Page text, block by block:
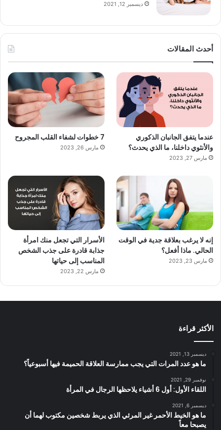
ديسمبر 12, 2021
أحدث المقالات
عندما يتفق الجانبان الذكوري
والأنثوي داخلنا، ما الذي يحدث؟
مارس 27, 2023
7 خطوات لشفاء القلب المجروح
مارس 26, 2023
إنه لا يرغب بعلاقة جدية في الوقت
الحالي. ماذا أفعل؟
مارس 23, 2023
الأسرار التي تجعل منك امرأة
جذابة قادرة على جذب الشخص
المناسب إلى حياتها
مارس 22, 2023
الأكثر قراءة
ديسمبر 13, 2021
ما هو عدد المرات التي يجب ممارسة العلاقة الحميمة فيها أسبوعياً؟
نوفمبر 29, 2021
اللقاء الأول: أول 6 أشياء يلاحظها الرجال في المرأة
ديسمبر 6, 2021
ما هو الخيط الأحمر غير المرئي الذي يربط شخصين مكتوب لهما أن
يصبحا معاً